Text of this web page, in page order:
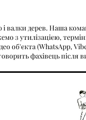
валки дерев. Наша
з утилізацією,
об'єкта (WhatsApp,
фахівець